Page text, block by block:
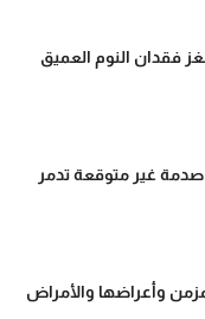
فقدان النوم العميق
صدمة غير متوقعة تدمر
وأعراضها والأمراض